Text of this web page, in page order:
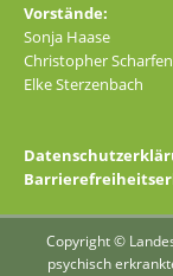
Vorstände:
Sonja Haase
Christopher
Elke Sterzenbach
Copyright ©
psychisch